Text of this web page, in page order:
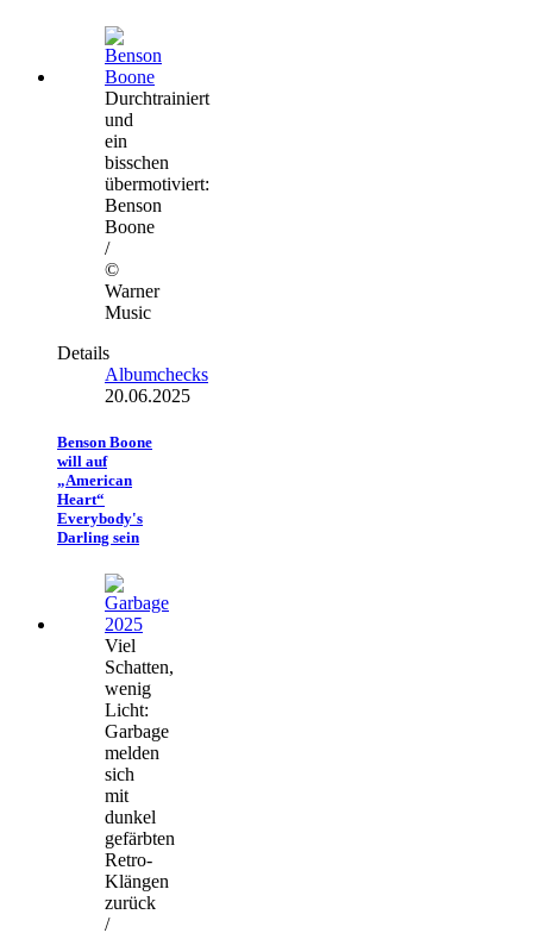
Durchtrainiert
und
ein
bisschen
übermotiviert:
Benson
Boone
/
©
Warner
Music
Details
Albumchecks
20.06.2025
Benson Boone
will auf
„American
Heart“
Everybody's
Darling sein
Viel
Schatten,
wenig
Licht:
Garbage
melden
sich
mit
dunkel
gefärbten
Retro-
Klängen
zurück
/